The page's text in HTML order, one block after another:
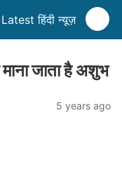
हिंदी न्यूज़
माना जाता है अशुभ
5 years ago